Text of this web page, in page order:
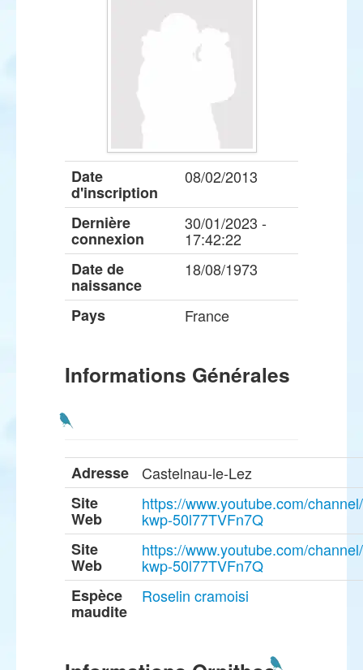
Date
d'inscription
08/02/2013
Dernière
connexion
30/01/2023 -
17:42:22
Date de
naissance
18/08/1973
Pays France
Informations Générales
Adresse
Castelnau-le-Lez
Site
Web
https://www.youtube.com/
kwp-50l77TVFn7Q
Site
Web
https://www.youtube.com/
kwp-50l77TVFn7Q
Espèce
maudite
Roselin cramoisi